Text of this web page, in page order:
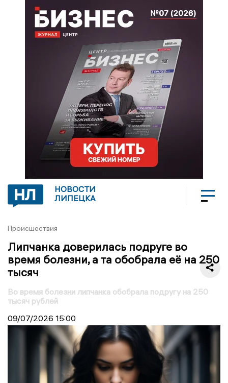
НОВОСТИ
ЛИПЕЦКА
Происшествия
Липчанка доверилась подруге во
время болезни, а та обобрала её на 250
тысяч
Во время болезни липчанка обобрала подругу на 250
тысяч рублей
09/07/2026 15:00